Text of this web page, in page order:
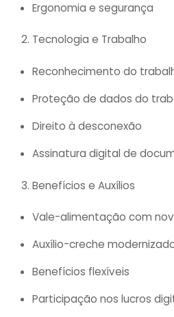
Ergonomia e segurança
Tecnologia e Trabalho
Reconhecimento do
Proteção de dados do
Direito à desconexão
Assinatura digital de
Benefícios e Auxílios
Vale-alimentação com
Auxílio-creche
Benefícios flexíveis
Participação nos lucros